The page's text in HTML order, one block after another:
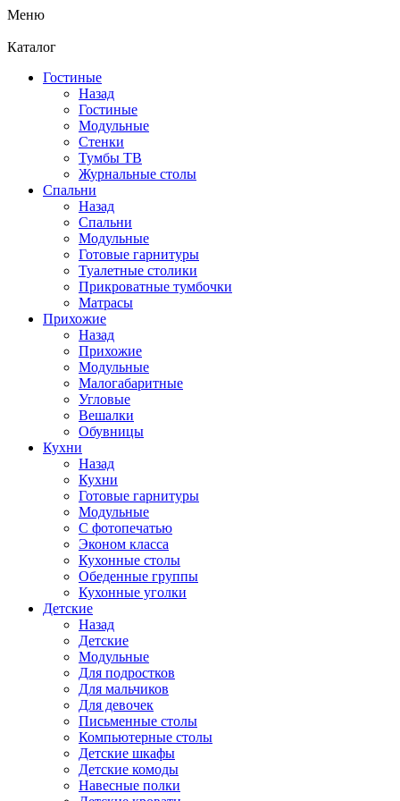
Меню
Каталог
Гостиные
Назад
Гостиные
Модульные
Стенки
Тумбы ТВ
Журнальные столы
Спальни
Назад
Спальни
Модульные
Готовые гарнитуры
Туалетные столики
Прикроватные тумбочки
Матрасы
Прихожие
Назад
Прихожие
Модульные
Малогабаритные
Угловые
Вешалки
Обувницы
Кухни
Назад
Кухни
Готовые гарнитуры
Модульные
С фотопечатью
Эконом класса
Кухонные столы
Обеденные группы
Кухонные уголки
Детские
Назад
Детские
Модульные
Для подростков
Для мальчиков
Для девочек
Письменные столы
Компьютерные столы
Детские шкафы
Детские комоды
Навесные полки